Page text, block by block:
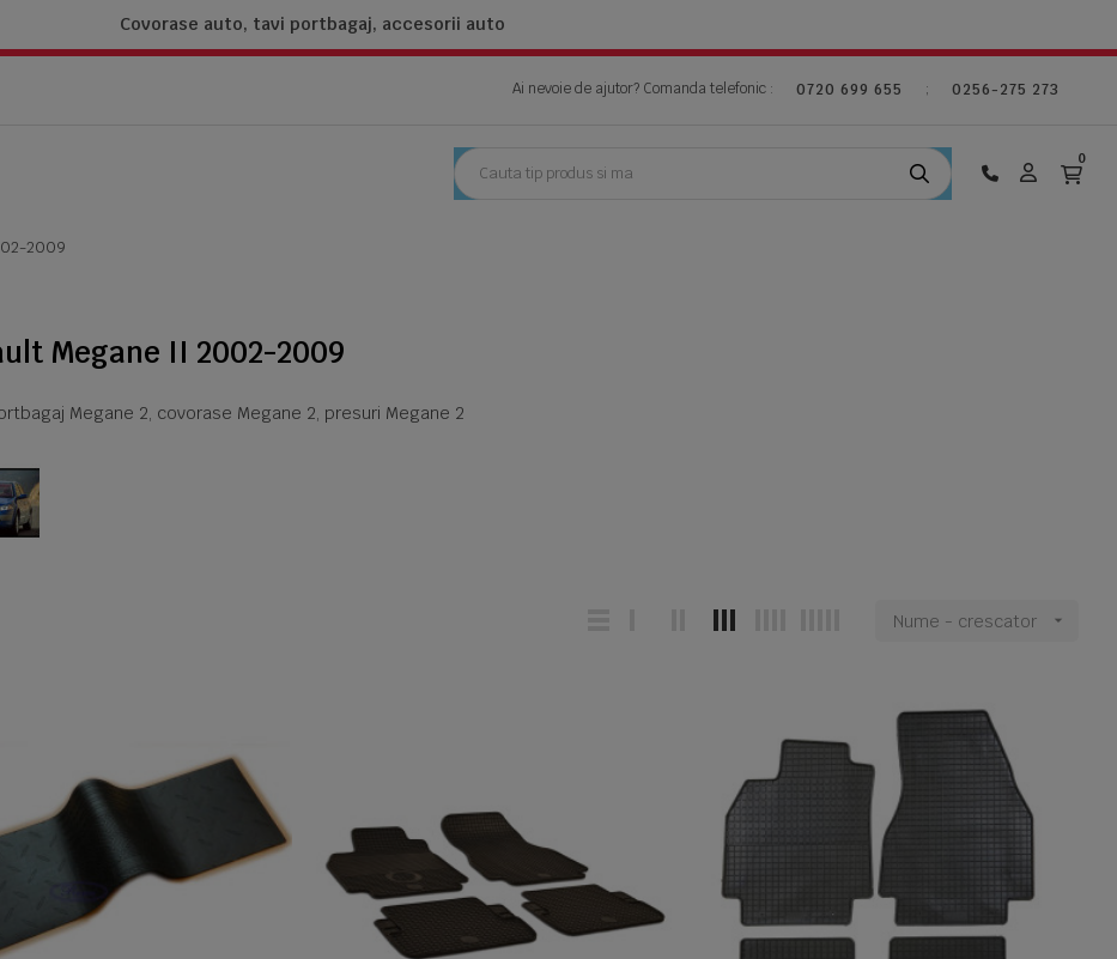
Covorase auto, tavi portbagaj, accesorii auto
Ai nevoie de ajutor? Comanda telefonic : 0720 699 655 ; 0256-275 273
0
2009
Megane II 2002-2009
Megane 2, covorase Megane 2, presuri Megane 2
Nume - crescator 